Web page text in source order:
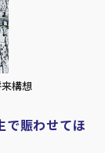
構想
で賑わせてほ